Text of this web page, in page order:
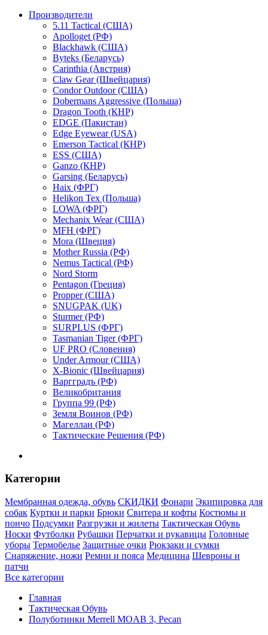
Производители
5.11 Tactical (США)
Apolloget (РФ)
Blackhawk (США)
Byteks (Беларусь)
Carinthia (Австрия)
Claw Gear (Швейцария)
Condor Outdoor (США)
Dobermans Aggressive (Польша)
Dragon Tooth (КНР)
EDGE (Пакистан)
Edge Eyewear (USA)
Emerson Tactical (КНР)
ESS (США)
Ganzo (КНР)
Garsing (Беларусь)
Haix (ФРГ)
Helikon Tex (Польша)
LOWA (ФРГ)
Mechanix Wear (США)
MFH (ФРГ)
Mora (Швеция)
Mother Russia (РФ)
Nemus Tactical (РФ)
Nord Storm
Pentagon (Греция)
Propper (США)
SNUGPAK (UK)
Sturmer (РФ)
SURPLUS (ФРГ)
Tasmanian Tiger (ФРГ)
UF PRO (Словения)
Under Armour (США)
X-Bionic (Швейцария)
Варгградъ (РФ)
Великобритания
Группа 99 (РФ)
Земля Воинов (РФ)
Магеллан (РФ)
Тактические Решения (РФ)
Категории
Мембранная одежда, обувь СКИДКИ Фонари Экипировка для
собак Куртки и парки Брюки Свитера и кофты Костюмы и
пончо Подсумки Разгрузки и жилеты Тактическая Обувь
Носки Футболки Рубашки Перчатки и рукавицы Головные
уборы Термобелье Защитные очки Рюкзаки и сумки
Снаряжение, ножи Ремни и пояса Медицина Шевроны и
патчи
Все категории
Главная
Тактическая Обувь
Полуботинки Merrell MOAB 3, Pecan